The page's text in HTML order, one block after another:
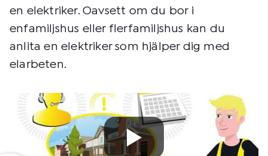
en elektriker. Oavsett om du bor i
enfamiljshus eller flerfamiljshus kan du
anlita en elektriker som hjälper dig med
elarbeten.